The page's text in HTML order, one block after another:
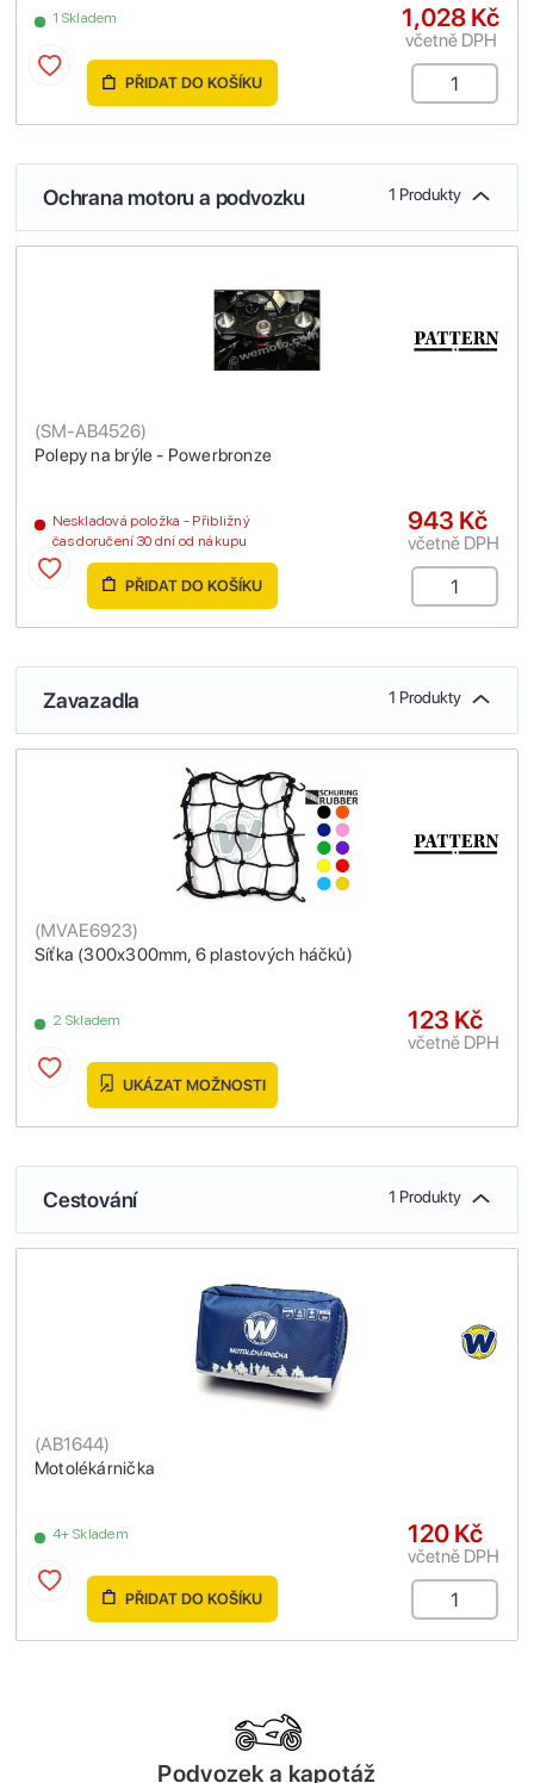
1 Skladem 1,028 Kč
včetně DPH
PŘIDAT DO KOŠÍKU
Ochrana motoru a podvozku 1 Produkty
Polepy na brýle - Powerbronze
(SM-AB4526)
Neskladová položka - Přibližný
čas doručení 30 dní od nákupu
943 Kč
včetně DPH
PŘIDAT DO KOŠÍKU
Zavazadla 1 Produkty
Síťka (300x300mm, 6 plastových háčků)
(MVAE6923)
2 Skladem 123 Kč
včetně DPH
UKÁZAT MOŽNOSTI
Cestování 1 Produkty
Motolékárnička
(AB1644)
4+ Skladem 120 Kč
včetně DPH
PŘIDAT DO KOŠÍKU
Podvozek a kapotáž